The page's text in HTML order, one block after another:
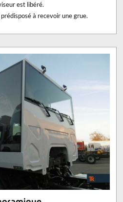
est libéré.
à recevoir une grue.